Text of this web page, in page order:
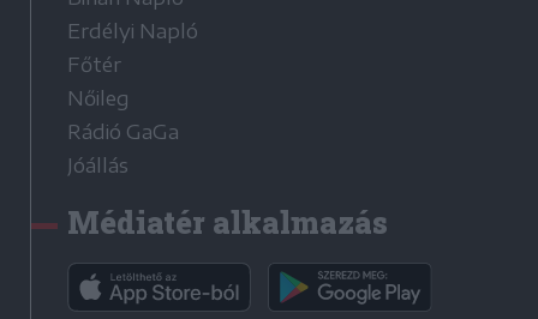
Erdélyi Napló
Főtér
Nőileg
Rádió GaGa
Jóállás
Médiatér alkalmazás